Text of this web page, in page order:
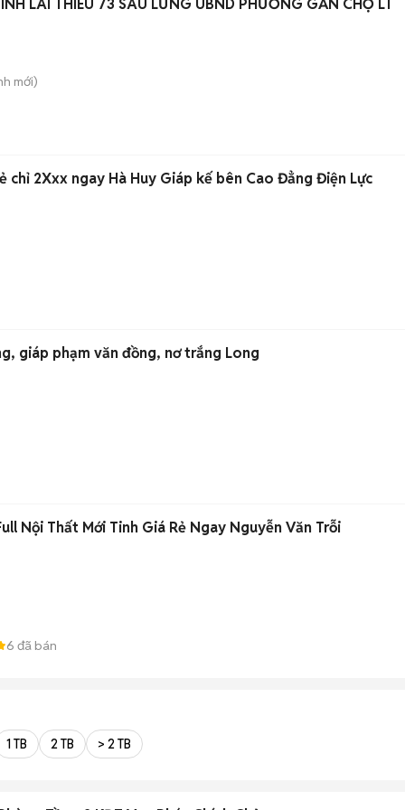
LÁI THIÊU 73 SAU LƯNG UBND PHƯỜNG GẦN CHỢ LT
mới)
chỉ 2Xxx ngay Hà Huy Giáp kế bên Cao Đẳng Điện Lực
giáp phạm văn đồng, nơ trắng Long
Nội Thất Mới Tinh Giá Rẻ Ngay Nguyễn Văn Trỗi
6 đã bán
1 TB 2 TB > 2 TB